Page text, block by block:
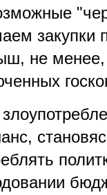
закупки
не менее,